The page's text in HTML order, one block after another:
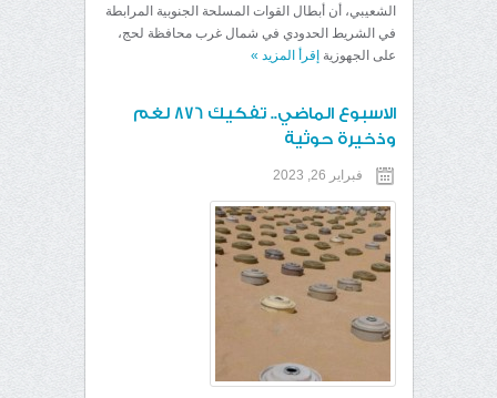
الشعيبي، أن أبطال القوات المسلحة الجنوبية المرابطة
في الشريط الحدودي في شمال غرب محافظة لحج،
على الجهوزية إقرأ المزيد »
الاسبوع الماضي.. تفكيك 876 لغم
وذخيرة حوثية
فبراير 26, 2023